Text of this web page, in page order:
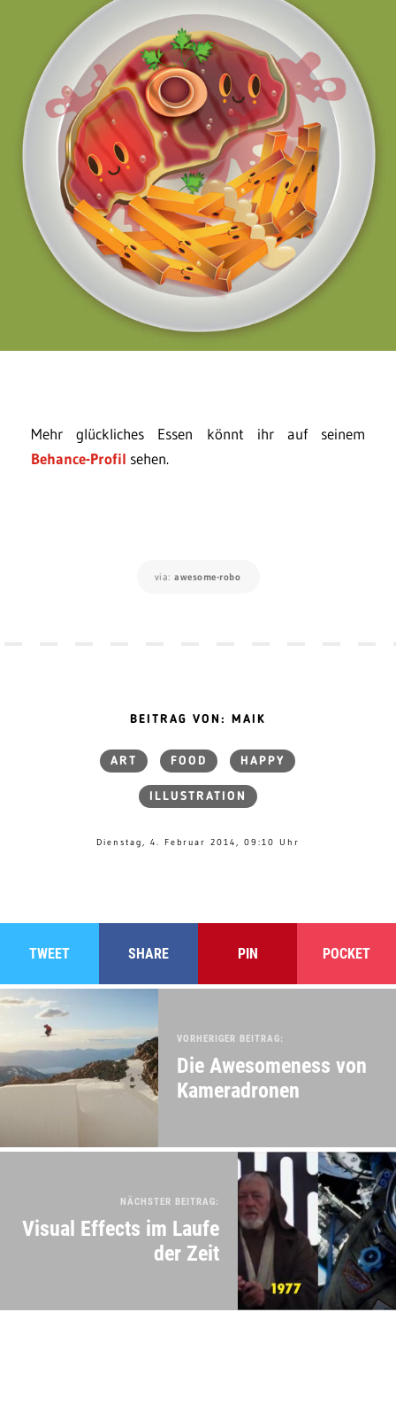
Mehr glückliches Essen könnt ihr auf seinem
Behance-Profil sehen.
via: awesome-robo
BEITRAG VON: MAIK
ART FOOD HAPPY
ILLUSTRATION
Dienstag, 4. Februar 2014, 09:10 Uhr
TWEET SHARE PIN POCKET
VORHERIGER BEITRAG:
Die Awesomeness von
Kameradronen
NÄCHSTER BEITRAG:
Visual Effects im Laufe
der Zeit